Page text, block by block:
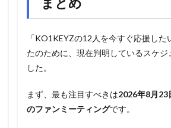
「KO1KEYZの12人を今すぐ応援した
たのために、現在判明しているスケジ
した。
まず、最も注目すべきは2026年8月23
のファンミーティングです。